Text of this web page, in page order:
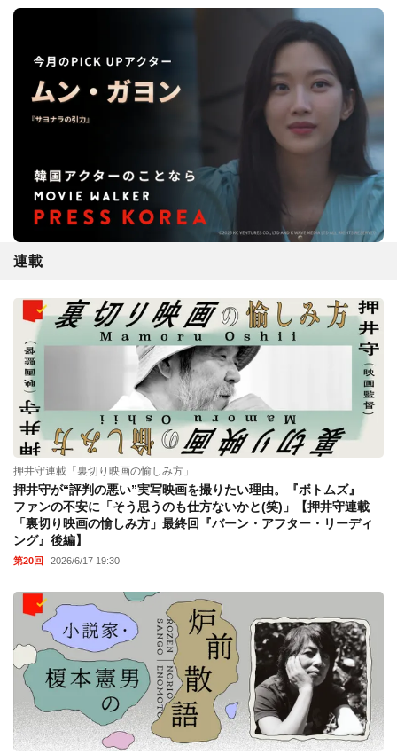
連載
押井守連載「裏切り映画の愉しみ方」
押井守が“評判の悪い”実写映画を撮りたい理由。『ボトムズ』
ファンの不安に「そう思うのも仕方ないかと(笑)」【押井守連載
「裏切り映画の愉しみ方」最終回『バーン・アフター・リーディ
ング』後編】
第20回 2026/6/17 19:30